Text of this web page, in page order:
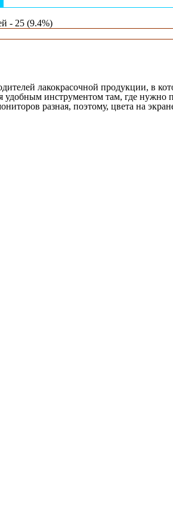
- 25 (9.4%)
лакокрасочной продукции, в
удобным инструментом там, где
разная, поэтому, цвета на